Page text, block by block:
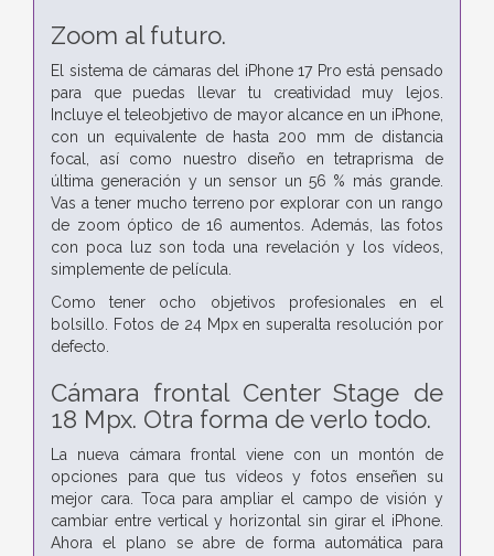
Zoom al futuro.
El sistema de cámaras del iPhone 17 Pro está pensado
para que puedas llevar tu creatividad muy lejos.
Incluye el teleobjetivo de mayor alcance en un iPhone,
con un equivalente de hasta 200 mm de distancia
focal, así como nuestro diseño en tetraprisma de
última generación y un sensor un 56 % más grande.
Vas a tener mucho terreno por explorar con un rango
de zoom óptico de 16 aumentos. Además, las fotos
con poca luz son toda una revelación y los vídeos,
simplemente de película.
Como tener ocho objetivos profesionales en el
bolsillo. Fotos de 24 Mpx en superalta resolución por
defecto.
Cámara frontal Center Stage de
18 Mpx. Otra forma de verlo todo.
La nueva cámara frontal viene con un montón de
opciones para que tus vídeos y fotos enseñen su
mejor cara. Toca para ampliar el campo de visión y
cambiar entre vertical y horizontal sin girar el iPhone.
Ahora el plano se abre de forma automática para